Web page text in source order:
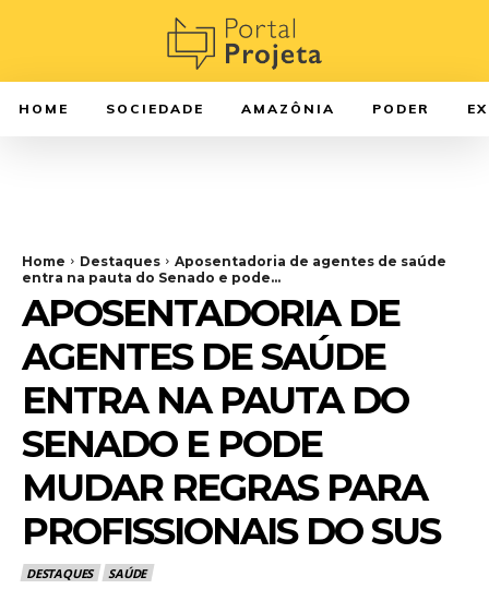
HOME SOCIEDADE AMAZÔNIA PODER
Home Destaques
Aposentadoria de agentes de saúde
entra na pauta do Senado e pode...
APOSENTADORIA DE
AGENTES DE SAÚDE
ENTRA NA PAUTA DO
SENADO E PODE
MUDAR REGRAS PARA
PROFISSIONAIS DO SUS
DESTAQUES SAÚDE